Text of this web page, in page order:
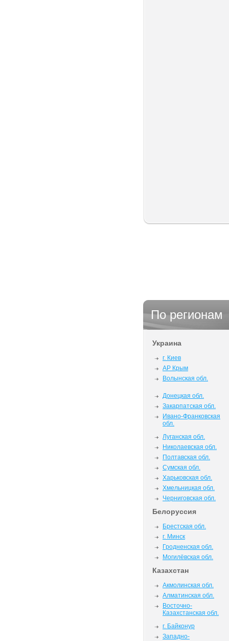
По регионам
Украина
г. Киев
АР Крым
Волынская обл.
Донецкая обл.
Закарпатская обл.
Ивано-Франковская
обл.
Луганская обл.
Николаевская обл.
Полтавская обл.
Сумская обл.
Харьковская обл.
Хмельницкая обл.
Черниговская обл.
Белоруссия
Брестская обл.
г. Минск
Гродненская обл.
Могилёвская обл.
Казахстан
Акмолинская обл.
Алматинская обл.
Восточно-
Казахстанская обл.
г. Байконур
Западно-